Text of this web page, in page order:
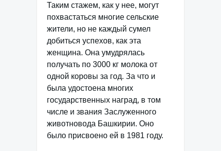
Таким стажем, как у нее, могут
похвастаться многие сельские
жители, но не каждый сумел
добиться успехов, как эта
женщина. Она умудрялась
получать по 3000 кг молока от
одной коровы за год. За что и
была удостоена многих
государственных наград, в том
числе и звания Заслуженного
животновода Башкирии. Оно
было присвоено ей в 1981 году.